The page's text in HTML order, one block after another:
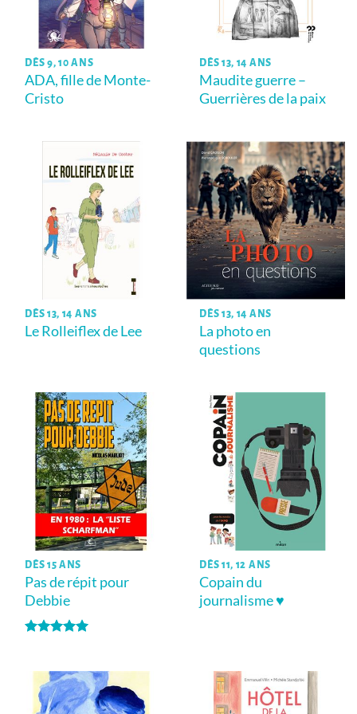
DÈS 9, 10 ANS
ADA, fille de Monte-
Cristo
DÈS 13, 14 ANS
Maudite guerre –
Guerrières de la paix
DÈS 13, 14 ANS
Le Rolleiflex de Lee
DÈS 13, 14 ANS
La photo en
questions
DÈS 15 ANS
Pas de répit pour
Debbie
DÈS 11, 12 ANS
Copain du
journalisme ♥